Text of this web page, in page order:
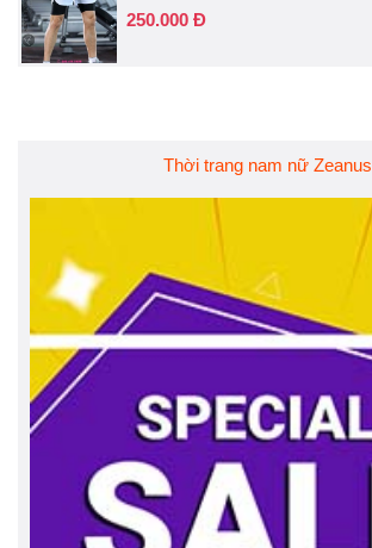
250.000 Đ
Thời trang nam nữ Zeanus